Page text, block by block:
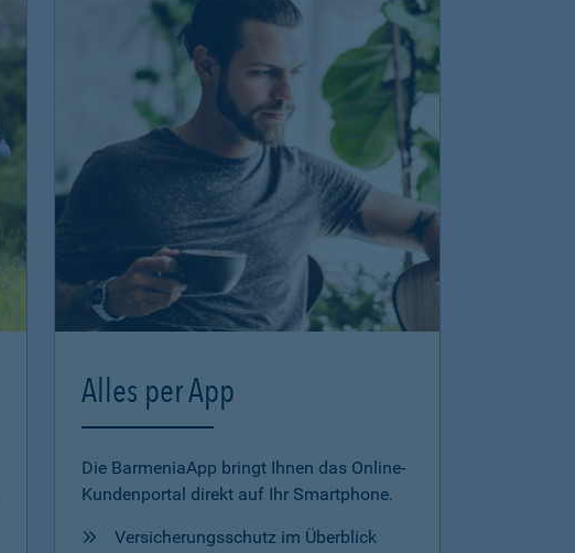
Alles per App
Die BarmeniaApp bringt Ihnen das Online-
Kundenportal direkt auf Ihr Smartphone.
Versicherungsschutz im Überblick